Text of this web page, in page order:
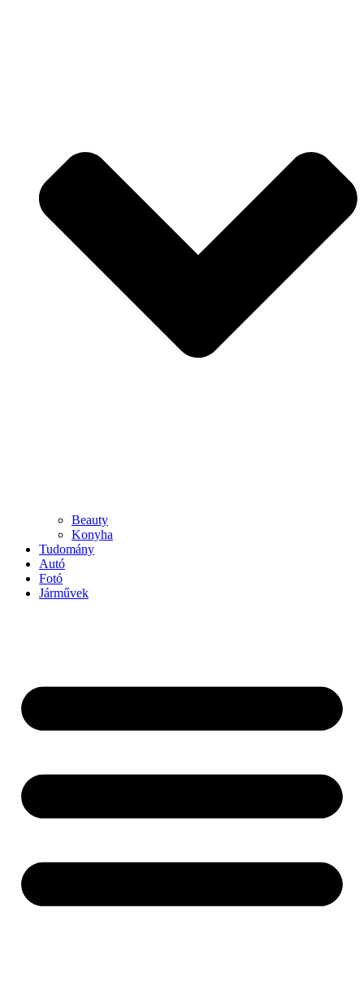
Beauty
Konyha
Tudomány
Autó
Fotó
Járművek